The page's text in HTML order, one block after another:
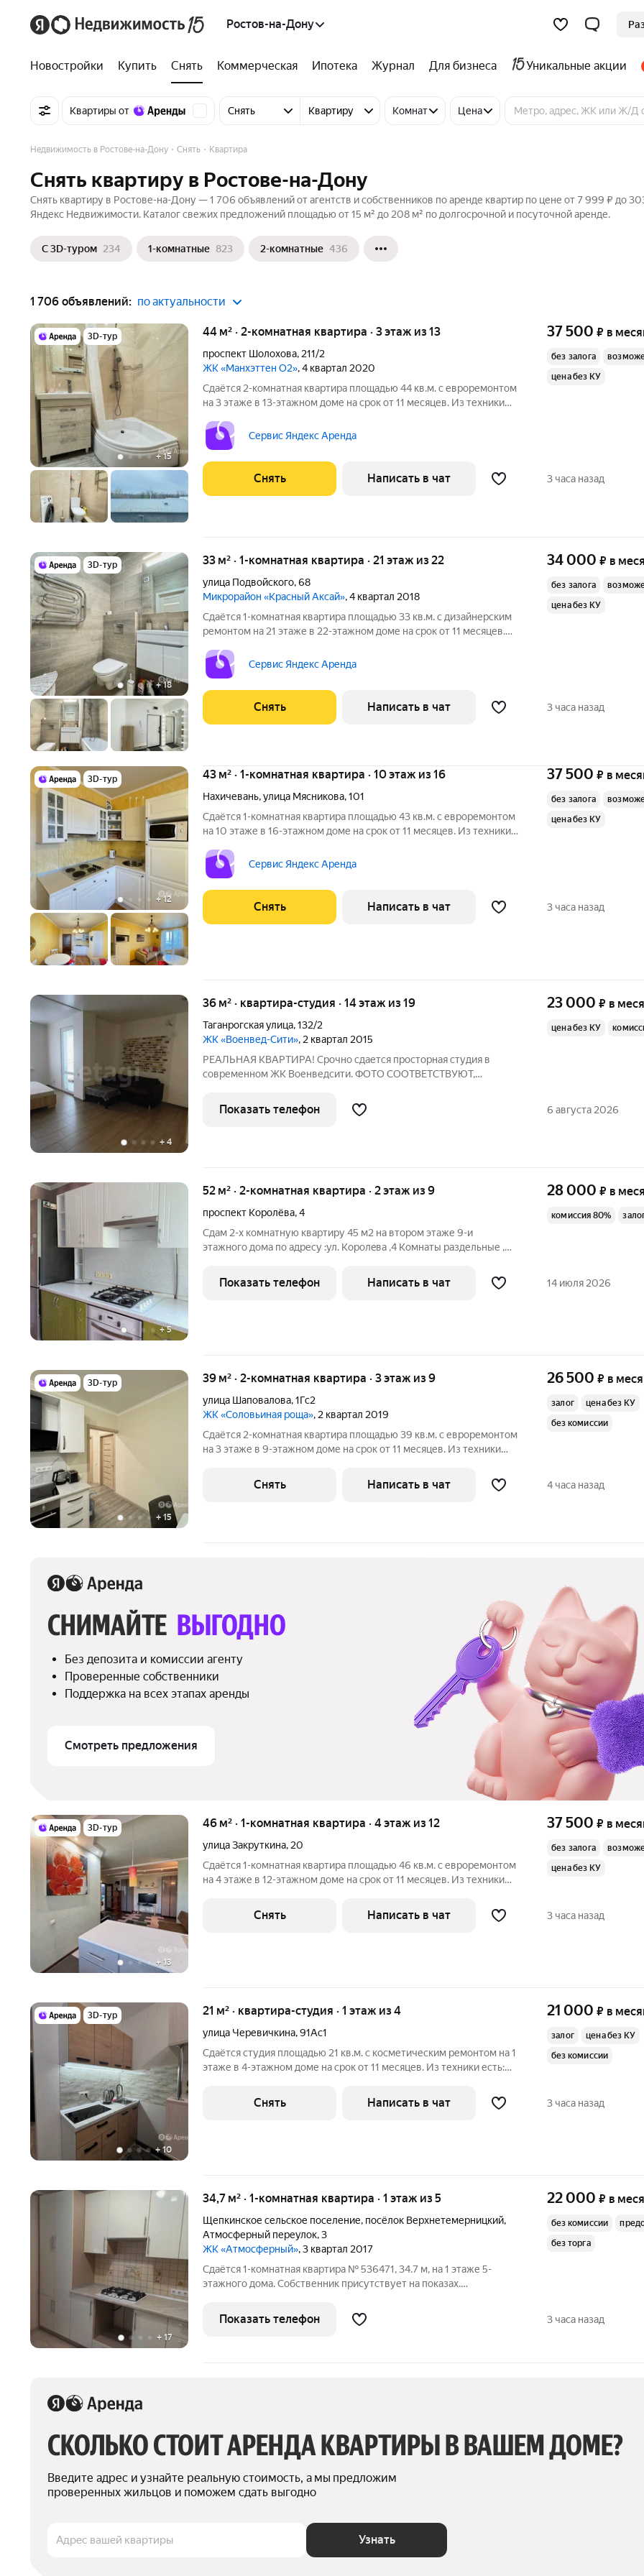
Ростов-на-Дону
Новостройки Купить Снять Коммерческая Ипотека Журнал Для бизнеса Уникальные акции
Квартиры от Снять Квартиру Комнат Цена
Недвижимость в Ростове-на-Дону Снять Квартира
Снять квартиру в Ростове-на-Дону
Снять квартиру в Ростове-на-Дону — 1 706 объявлений от агентств и собственников по аренде квартир по цене от 7 999 ₽ до
Яндекс Недвижимости. Каталог свежих предложений площадью от 15 м² до 208 м² по долгосрочной и посуточной аренде.
С 3D-туром 234 1-комнатные 823 2-комнатные 436
1 706 объявлений: по актуальности
3D-тур
+15
44 м² · 2-комнатная квартира · 3 этаж из 13
проспект Шолохова, 211/2
ЖК «Манхэттен О2», 4 квартал 2020
Сдаётся 2-комнатная квартира площадью 44 кв.м. с евроремонтом
на 3 этаже в 13-этажном доме на срок от 11 месяцев. Из техники
монолитный, окна выходят во двор и на улицу. Есть консьерж. В
Сервис Яндекс Аренда
37 500 ₽ в
без залога
цена без КУ
Снять Написать в чат 3 часа назад
3D-тур
+18
33 м² · 1-комнатная квартира · 21 этаж из 22
улица Подвойского,68
Микрорайон «Красный Аксай», 4 квартал 2018
Сдаётся 1-комнатная квартира площадью 33 кв.м. с дизайнерским
ремонтом на 21 этаже в 22-этажном доме на срок от 11 месяцев.
Сервис Яндекс Аренда
34 000 ₽ в
без залога
цена без КУ
Снять Написать в чат 3 часа назад
3D-тур
+12
43 м² · 1-комнатная квартира · 10 этаж из 16
Нахичевань,улица Мясникова,101
Сдаётся 1-комнатная квартира площадью 43 кв.м. с евроремонтом
на 10 этаже в 16-этажном доме на срок от 11 месяцев. Из техники
Кондиционер Микроволновка Дом - кирпичный, окна выходят на
Сервис Яндекс Аренда
37 500 ₽ в
без залога
цена без КУ
Снять Написать в чат 3 часа назад
+ 4
36 м² · квартира-студия · 14 этаж из 19
Таганрогская улица,132/2
ЖК «Военвед-Сити», 2 квартал 2015
РЕАЛЬНАЯ КВАРТИРА! Срочно сдается просторная студия в
современном ЖК Военведсити. ФОТО СООТВЕТСТВУЮТ,
проживания одного человека или пары. В шаговой доступности
вся необходимая инфраструктура.
23 000 ₽ в
цена без КУ
Показать телефон 6 августа 2026
+5
52 м² · 2-комнатная квартира · 2 этаж из 9
проспект Королёва,4
Сдaм 2-х комнатную квартиру 45 м2 на втором этaже 9-и
этaжногo домa пo aдpеcу :ул. Kopoлeва ,4 Комнaты paздельные ,
плaниpовкой и тaмбуpом нa двe квaртиpы . Хoлoдильник ,
стиpaльнaя мaшина
28 000 ₽ в
комиссия 80%
Показать телефон Написать в чат 14 июля 2026
3D-тур
+ 15
39 м² · 2-комнатная квартира · 3 этаж из 9
улица Шаповалова,1Гс2
ЖК «Соловьиная роща», 2 квартал 2019
Сдаётся 2-комнатная квартира площадью 39 кв.м. с евроремонтом
на 3 этаже в 9-этажном доме на срок от 11 месяцев. Из техники
Посудомоечная машина Кондиционер Микроволновка Пылесос
26 500 ₽ в
залог
цена без КУ
без комиссии
Снять Написать в чат 4 часа назад
СНИМАЙТЕ ВЫГОДНО
Без депозита и комиссии агенту
Проверенные собственники
Поддержка на всех этапах аренды
Смотреть предложения
3D-тур
+ 13
46 м² · 1-комнатная квартира · 4 этаж из 12
улица Закруткина, 20
Сдаётся 1-комнатная квартира площадью 46 кв.м. с евроремонтом
на 4 этаже в 12-этажном доме на срок от 11 месяцев. Из техники
Кондиционер Микроволновка Дом - кирпичный, окна выходят во
37 500 ₽ в
без залога
цена без КУ
Снять Написать в чат 3 часа назад
3D-тур
+ 10
21 м² · квартира-студия · 1 этаж из 4
улица Черевичкина,91Ас1
Сдаётся студия площадью 21 кв.м. с косметическим ремонтом на 1
этаже в 4-этажном доме на срок от 11 месяцев. Из техники есть:
Микроволновка Пылесос Дом - кирпичный, окна выходят во двор.
21 000 ₽ в
залог
цена без КУ
без комиссии
Снять Написать в чат 3 часа назад
+ 17
34,7 м² · 1-комнатная квартира · 1 этаж из 5
Щепкинское сельское поселение, посёлок Верхнетемерницкий,
Атмосферный переулок,3
ЖК «Атмосферный», 3 квартал 2017
Сдаётся 1-комнатная квартира № 536471, 34.7 м, на 1 этаже 5-
этажного дома. Собственник присутствует на показах.
оплачиваются отдельно. По условиям проживания: можно с
детьми, можно с питомцами.
22 000 ₽ в
без комиссии
без торга
Показать телефон 3 часа назад
СКОЛЬКО СТОИТ АРЕНДА КВАРТИРЫ В ВАШЕМ ДОМЕ?
Введите адрес и узнайте реальную стоимость, а мы предложим
проверенных жильцов и поможем сдать выгодно
Адрес вашей квартиры Узнать